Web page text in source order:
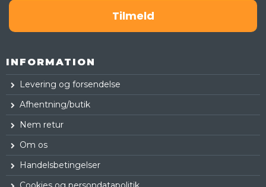
Tilmeld
INFORMATION
Levering og forsendelse
Afhentning/butik
Nem retur
Om os
Handelsbetingelser